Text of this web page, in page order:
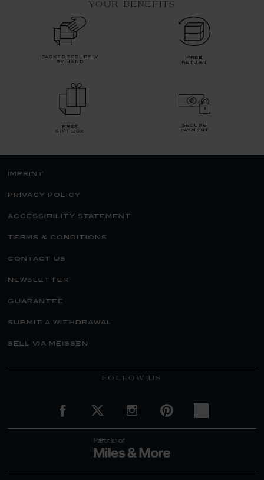
YOUR BENEFITS
packed securely
by hand
free
return
free
gift box
secure
payment
imprint
privacy policy
accessibility statement
terms & conditions
contact us
newsletter
guarantee
submit a withdrawal
sell via meissen
FOLLOW US